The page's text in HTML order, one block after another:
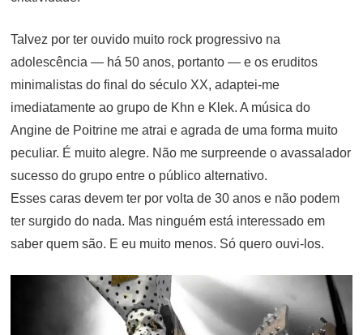
Talvez por ter ouvido muito rock progressivo na
adolescência — há 50 anos, portanto — e os eruditos
minimalistas do final do século XX, adaptei-me
imediatamente ao grupo de Khn e Klek. A música do
Angine de Poitrine me atrai e agrada de uma forma muito
peculiar. É muito alegre. Não me surpreende o avassalador
sucesso do grupo entre o público alternativo.
Esses caras devem ter por volta de 30 anos e não podem
ter surgido do nada. Mas ninguém está interessado em
saber quem são. E eu muito menos. Só quero ouvi-los.